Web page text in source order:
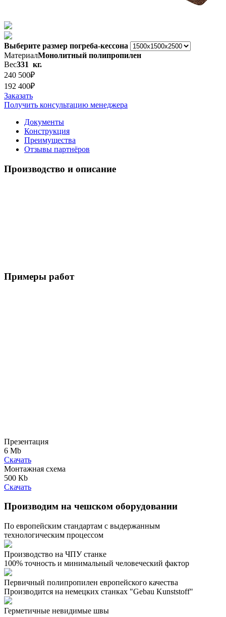
Выберите размер погреба-кессона
МатериалМонолитный полипропилен
Вес331 кг.
240 500₽
192 400₽
Заказать
Получить консультацию менеджера
Документы
Конструкция
Преимущества
Отзывы партнёров
Производство и описание
Примеры работ
Презентация
6 Mb
Скачать
Монтажная схема
500 Кb
Скачать
Производим на чешском оборудовании
По европейским стандартам с выдержанным
технологическим процессом
Производство на ЧПУ станке
100% точность и минимальный человеческий фактор
Первичный полипропилен европейского качества
Производится на немецких станках "Gebau Kunststoff"
Герметичные невидимые швы